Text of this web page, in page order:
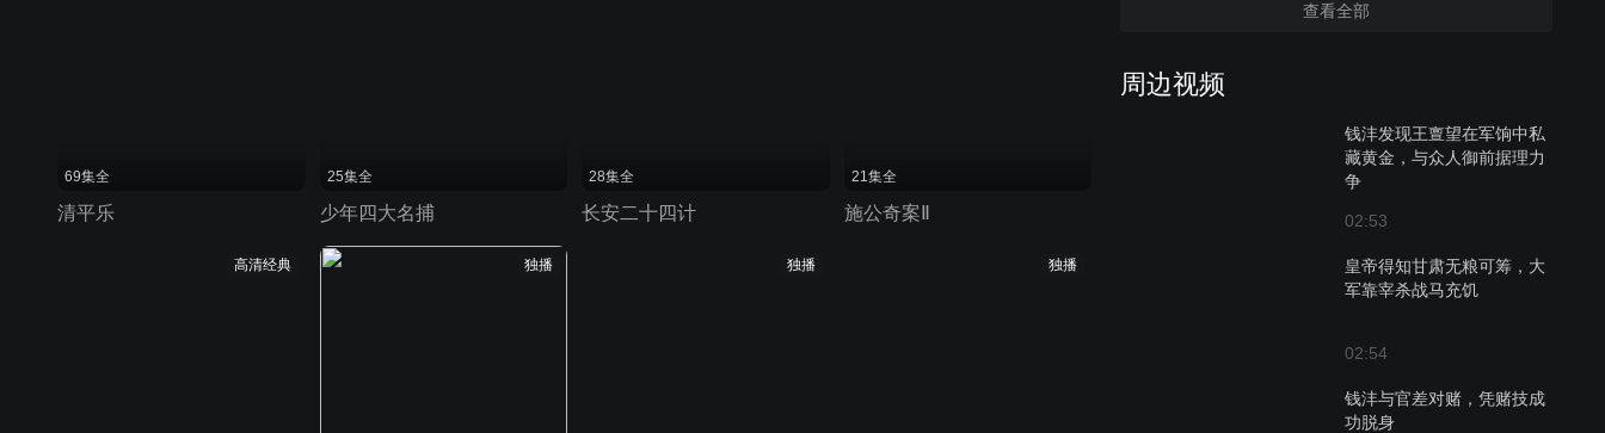
查看全部
周边视频
钱沣发现王亶望在军饷中私
藏黄金，与众人御前据理力
争
02:53
皇帝得知甘肃无粮可筹，大
军靠宰杀战马充饥
02:54
钱沣与官差对赌，凭赌技成
功脱身
69集全
清平乐
25集全
少年四大名捕
28集全
长安二十四计
21集全
施公奇案Ⅱ
高清经典 独播 独播 独播